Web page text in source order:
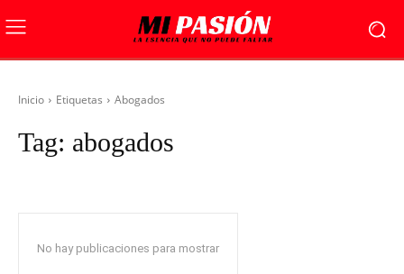
Inicio Etiquetas Abogados
Tag: abogados
No hay publicaciones para mostrar